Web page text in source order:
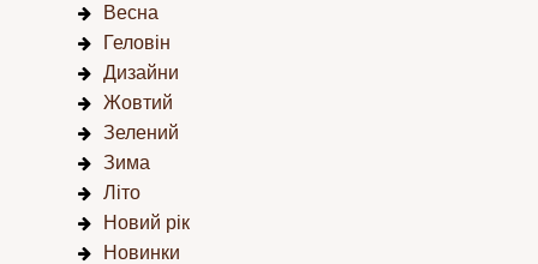
Весна
Геловін
Дизайни
Жовтий
Зелений
Зима
Літо
Новий рік
Новинки